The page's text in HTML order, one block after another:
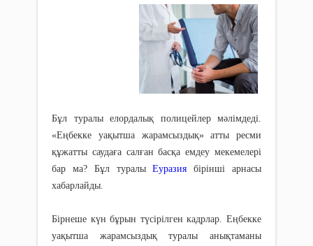
Бұл туралы елордалық полицейлер мәлімдеді.
«Еңбекке уақытша жарамсыздық» атты ресми
құжатты саудаға салған басқа емдеу мекемелері
бар ма? Бұл туралыЕуразиябірінші арнасы
хабарлайды.
Бірнеше күн бұрын түсірілген кадрлар. Еңбекке
уақытша жарамсыздық туралы анықтаманы